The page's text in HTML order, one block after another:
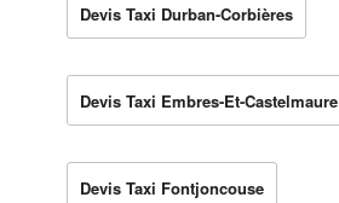
Devis Taxi Durban-Corbières
Devis Taxi Embres-Et-Castelmaure
Devis Taxi Fontjoncouse